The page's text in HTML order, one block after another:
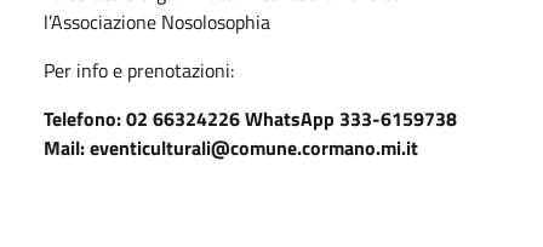
l’Associazione Nosolosophia
Per info e prenotazioni:
Telefono: 02 66324226 WhatsApp 333-6159738
Mail: eventiculturali@comune.cormano.mi.it